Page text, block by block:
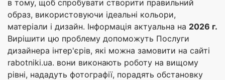
в тому, щоб спробувати створити правильний
образ, використовуючи ідеальні кольори,
матеріали і дизайн. Інформація актуальна на 2026 г.
Вирішити цю проблему допоможуть Послуги
дизайнера інтер'єрів, які можна замовити на сайті
rabotniki.ua. вони виконають роботу на вищому
рівні, нададуть фотографії, порадять обстановку